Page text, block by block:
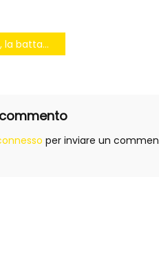
continua
per inviare un